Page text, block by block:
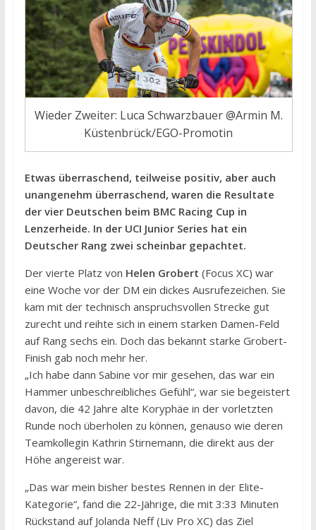
Wieder Zweiter: Luca Schwarzbauer @Armin M.
Küstenbrück/EGO-Promotin
Etwas überraschend, teilweise positiv, aber auch
unangenehm überraschend, waren die Resultate
der vier Deutschen beim BMC Racing Cup in
Lenzerheide. In der UCI Junior Series hat ein
Deutscher Rang zwei scheinbar gepachtet.
Der vierte Platz von Helen Grobert (Focus XC) war
eine Woche vor der DM ein dickes Ausrufezeichen. Sie
kam mit der technisch anspruchsvollen Strecke gut
zurecht und reihte sich in einem starken Damen-Feld
auf Rang sechs ein. Doch das bekannt starke Grobert-
Finish gab noch mehr her.
„Ich habe dann Sabine vor mir gesehen, das war ein
Hammer unbeschreibliches Gefühl“, war sie begeistert
davon, die 42 Jahre alte Koryphäe in der vorletzten
Runde noch überholen zu können, genauso wie deren
Teamkollegin Kathrin Stirnemann, die direkt aus der
Höhe angereist war.
„Das war mein bisher bestes Rennen in der Elite-
Kategorie“, fand die 22-Jährige, die mit 3:33 Minuten
Rückstand auf Jolanda Neff (Liv Pro XC) das Ziel